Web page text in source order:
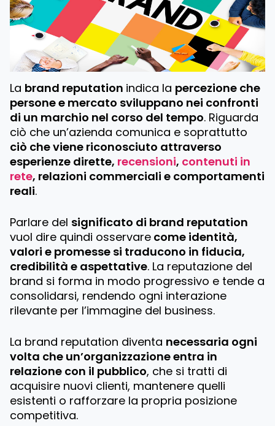
La brand reputation indica la percezione che
persone e mercato sviluppano nei confronti
di un marchio nel corso del tempo. Riguarda
ciò che un’azienda comunica e soprattutto
ciò che viene riconosciuto attraverso
esperienze dirette, recensioni, contenuti in
rete, relazioni commerciali e comportamenti
reali.
Parlare del significato di brand reputation
vuol dire quindi osservare come identità,
valori e promesse si traducono in fiducia,
credibilità e aspettative. La reputazione del
brand si forma in modo progressivo e tende a
consolidarsi, rendendo ogni interazione
rilevante per l’immagine del business.
La brand reputation diventa necessaria ogni
volta che un’organizzazione entra in
relazione con il pubblico, che si tratti di
acquisire nuovi clienti, mantenere quelli
esistenti o rafforzare la propria posizione
competitiva.